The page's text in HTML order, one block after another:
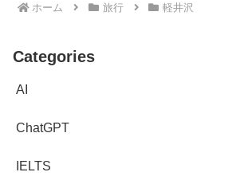
ホーム 旅行 軽井沢
Categories
AI
ChatGPT
IELTS